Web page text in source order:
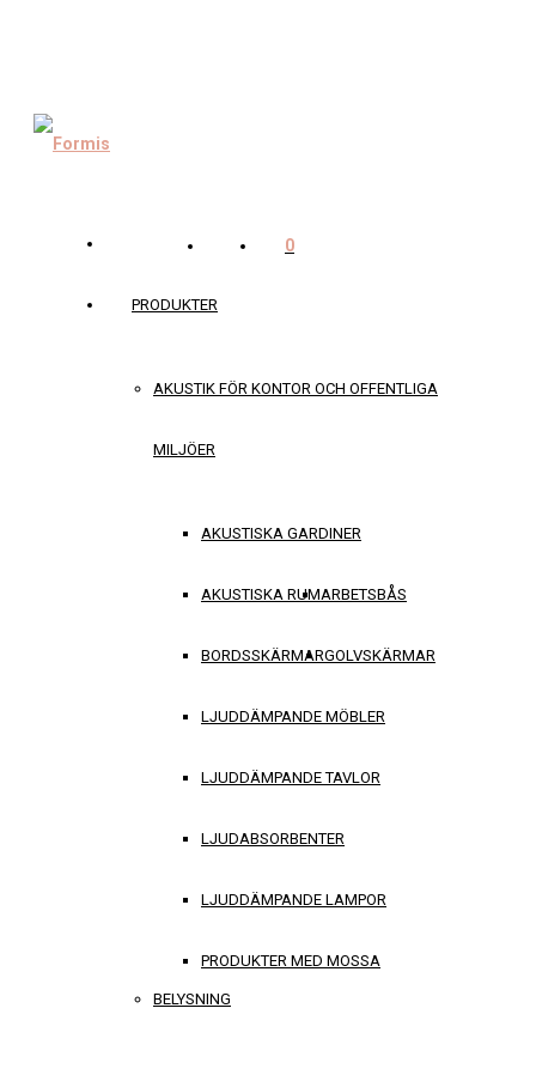
PRODUKTER
AKUSTIK FÖR KONTOR OCH OFFENTLIGA
MILJÖER
AKUSTISKA GARDINER
AKUSTISKA RUMARBETSBÅS
BORDSSKÄRMARGOLVSKÄRMAR
LJUDDÄMPANDE MÖBLER
LJUDDÄMPANDE TAVLOR
LJUDABSORBENTER
LJUDDÄMPANDE LAMPOR
PRODUKTER MED MOSSA
BELYSNING
0